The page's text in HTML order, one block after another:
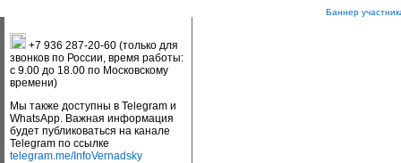
+7 936 287-20-60 (только для
звонков по России, время работы:
с 9.00 до 18.00 по Московскому
времени)
Мы также доступны в Telegram и
WhatsApp. Важная информация
будет публиковаться на канале
Telegram по ссылке
telegram.me/InfoVernadsky
Баннер